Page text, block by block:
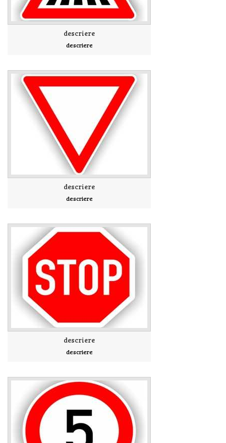
descriere
descriere
descriere
descriere
descriere
descriere